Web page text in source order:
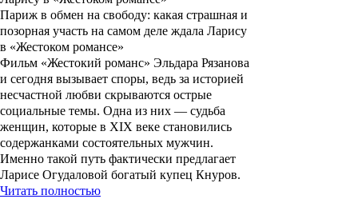
Париж в обмен на свободу: какая страшная и
позорная участь на самом деле ждала Ларису
в «Жестоком романсе»
Фильм «Жестокий романс» Эльдара Рязанова
и сегодня вызывает споры, ведь за историей
несчастной любви скрываются острые
социальные темы. Одна из них — судьба
женщин, которые в XIX веке становились
содержанками состоятельных мужчин.
Именно такой путь фактически предлагает
Ларисе Огудаловой богатый купец Кнуров.
Читать полностью